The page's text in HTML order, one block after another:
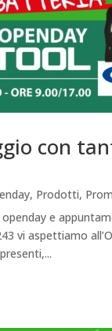
con
, Prodotti,
e
vi aspettiamo